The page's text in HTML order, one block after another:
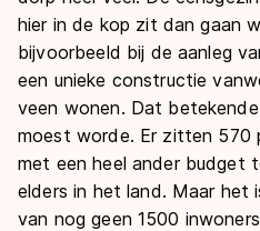
hier in de kop zit dan gaan
bijvoorbeeld bij de aanleg
een unieke constructie
veen wonen. Dat
moest worde. Er zitten 570
met een heel ander budget
elders in het land. Maar het
van nog geen 1500